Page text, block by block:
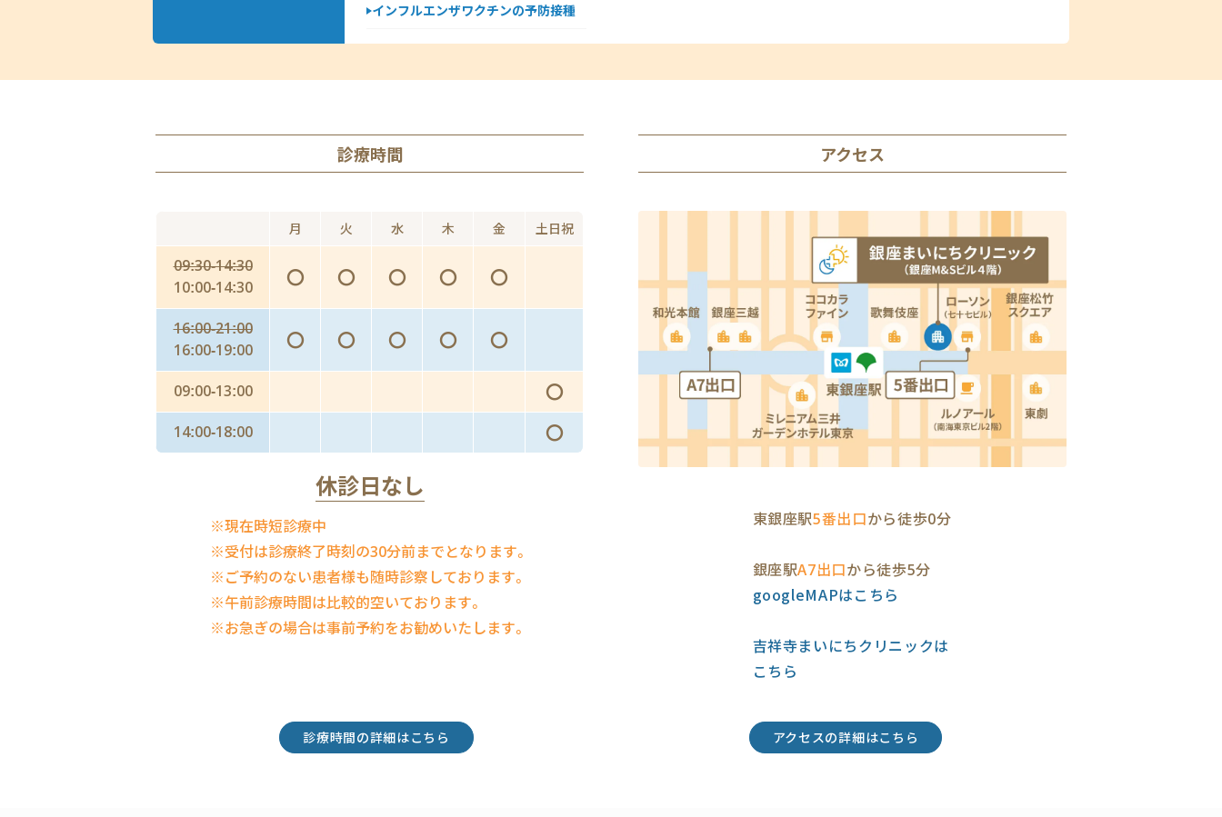
インフルエンザワクチンの予防接種
診療時間
月 火 水 木 金 土日祝
09:30-14:30
10:00-14:30
〇 〇 〇 〇 〇
16:00-21:00
16:00-19:00
〇 〇 〇 〇 〇
09:00-13:00 〇
14:00-18:00 〇
休診日なし
※現在時短診療中
※受付は診療終了時刻の30分前までとなります。
※ご予約のない患者様も随時診察しております。
※午前診療時間は比較的空いております。
※お急ぎの場合は事前予約をお勧めいたします。
アクセス
東銀座駅5番出口から徒歩0分
銀座駅A7出口から徒歩5分
googleMAPはこちら
吉祥寺まいにちクリニックは
こちら
診療時間の詳細はこちら アクセスの詳細はこちら